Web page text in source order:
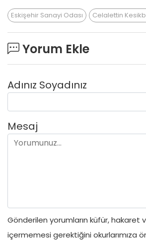
Eskişehir Sanayi Odası Celalettin
Yorum Ekle
Adınız Soyadınız
Mesaj
Gönderilen yorumların küfür, hakaret
içermemesi gerektiğini okurlarımıza